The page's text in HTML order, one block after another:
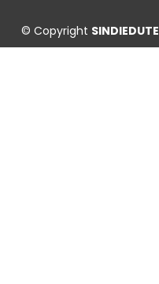
© Copyright